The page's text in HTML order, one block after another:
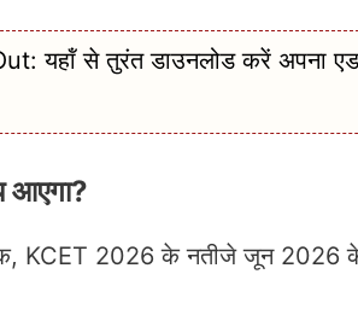
से तुरंत डाउनलोड करें अपना
KCET 2026 के नतीजे जून 2026